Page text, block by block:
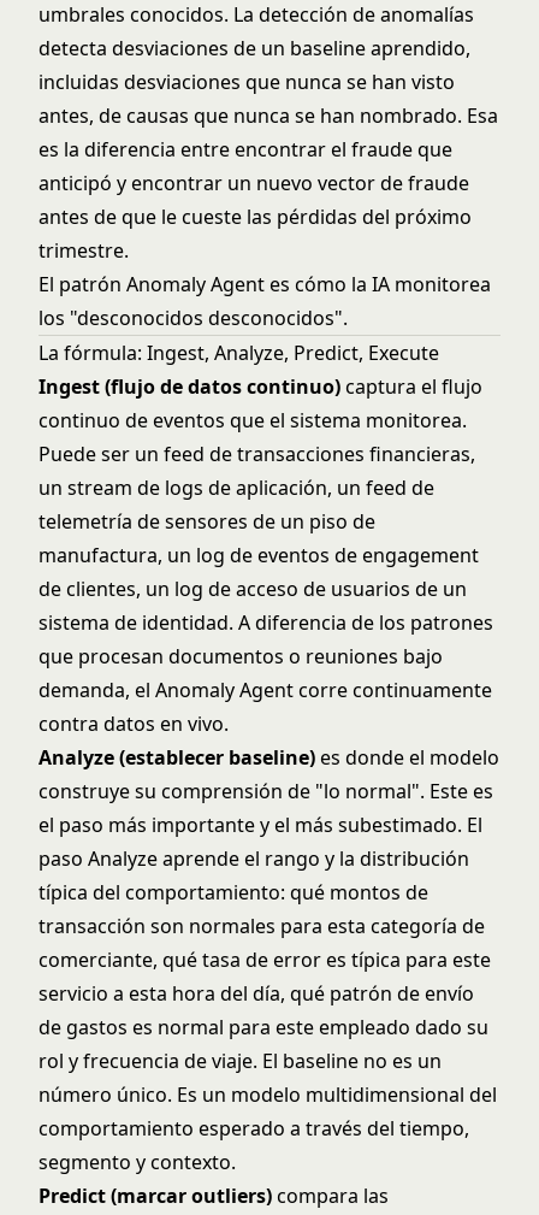
umbrales conocidos. La detección de anomalías
detecta desviaciones de un baseline aprendido,
incluidas desviaciones que nunca se han visto
antes, de causas que nunca se han nombrado. Esa
es la diferencia entre encontrar el fraude que
anticipó y encontrar un nuevo vector de fraude
antes de que le cueste las pérdidas del próximo
trimestre.
El patrón Anomaly Agent es cómo la IA monitorea
los "desconocidos desconocidos".
La fórmula: Ingest, Analyze, Predict, Execute
Ingest (flujo de datos continuo)captura el flujo
continuo de eventos que el sistema monitorea.
Puede ser un feed de transacciones financieras,
un stream de logs de aplicación, un feed de
telemetría de sensores de un piso de
manufactura, un log de eventos de engagement
de clientes, un log de acceso de usuarios de un
sistema de identidad. A diferencia de los patrones
que procesan documentos o reuniones bajo
demanda, el Anomaly Agent corre continuamente
contra datos en vivo.
Analyze (establecer baseline)es donde el modelo
construye su comprensión de "lo normal". Este es
el paso más importante y el más subestimado. El
paso Analyze aprende el rango y la distribución
típica del comportamiento: qué montos de
transacción son normales para esta categoría de
comerciante, qué tasa de error es típica para este
servicio a esta hora del día, qué patrón de envío
de gastos es normal para este empleado dado su
rol y frecuencia de viaje. El baseline no es un
número único. Es un modelo multidimensional del
comportamiento esperado a través del tiempo,
segmento y contexto.
Predict (marcar outliers)compara las